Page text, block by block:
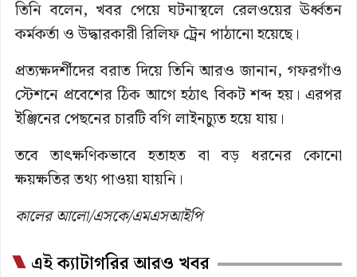
তিনি বলেন, খবর পেয়ে ঘটনাস্থলে রেলওয়ের ঊর্ধ্বতন
কর্মকর্তা ও উদ্ধারকারী রিলিফ ট্রেন পাঠানো হয়েছে।
প্রত্যক্ষদর্শীদের বরাত দিয়ে তিনি আরও জানান, গফরগাঁও
স্টেশনে প্রবেশের ঠিক আগে হঠাৎ বিকট শব্দ হয়। এরপর
ইঞ্জিনের পেছনের চারটি বগি লাইনচ্যুত হয়ে যায়।
তবে তাৎক্ষণিকভাবে হতাহত বা বড় ধরনের কোনো
ক্ষয়ক্ষতির তথ্য পাওয়া যায়নি।
কালের আলো/এসকে/এমএসআইপি
এই ক্যাটাগরির আরও খবর